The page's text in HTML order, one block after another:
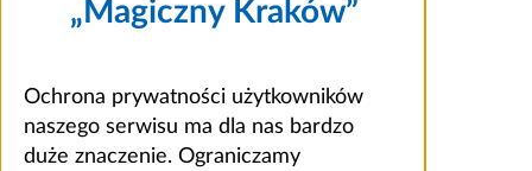
„Magiczny Kraków”
Ochrona prywatności użytkowników
naszego serwisu ma dla nas bardzo
duże znaczenie. Ograniczamy